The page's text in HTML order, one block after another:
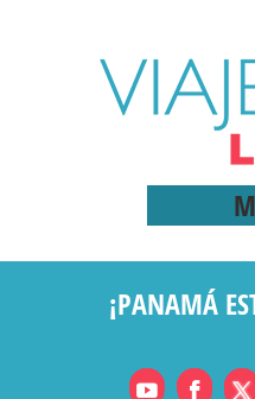
¡PANAMÁ